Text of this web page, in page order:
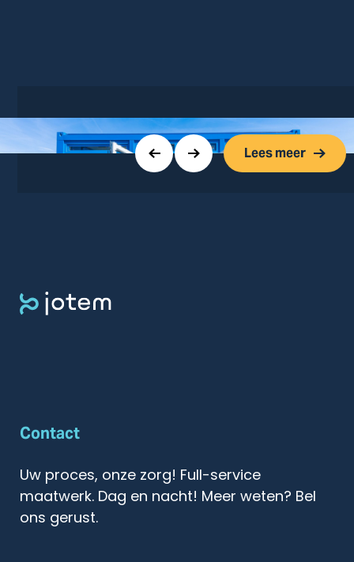
Lees meer
Contact
Uw proces, onze zorg! Full-service
maatwerk. Dag en nacht! Meer weten? Bel
ons gerust.